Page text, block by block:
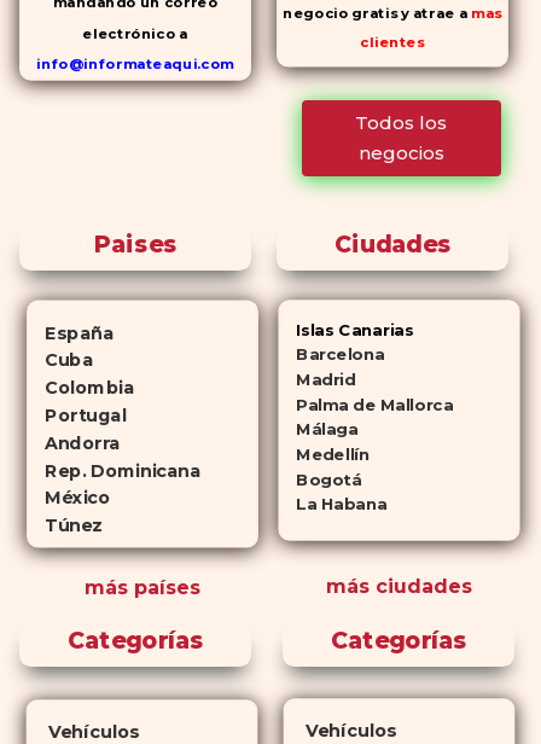
electrónico a
info@informateaqui.com
Mientras que antes la
cambio de los tiempos ha
permitido la producción de
alternativas genéricas tanto a
Cialis como a
respectivamente) que se
consideran tan rentables e igual
de eficaces que su homólogo de
marca. En su mayor parte,
ambos medicamentos funcionan
de la misma manera y tienen
perfiles de efectos secundarios
diferencia? El tiempo.comprar
Cialisejerce sus efectos hasta 4
veces más tiempo que Viagra, lo
negocio gratis y atrae a mas
clientes
Todos los
negocios
Paises
España
Cuba
Colombia
Portugal
Andorra
Rep. Dominicana
México
Túnez
más países
Ciudades
Islas Canarias
Barcelona
Madrid
Palma de Mallorca
Málaga
Medellín
Bogotá
La Habana
más ciudades
Categorías
Vehículos
Categorías
Vehículos